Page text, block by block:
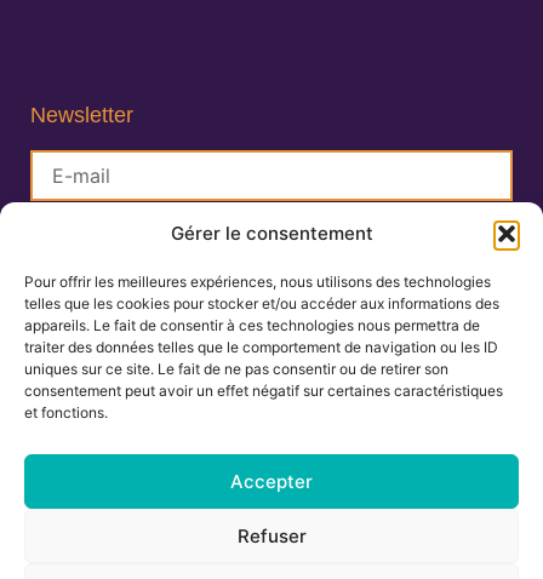
Gérer le consentement
Pour offrir les meilleures expériences, nous utilisons des technologies
telles que les cookies pour stocker et/ou accéder aux informations des
appareils. Le fait de consentir à ces technologies nous permettra de
traiter des données telles que le comportement de navigation ou les ID
uniques sur ce site. Le fait de ne pas consentir ou de retirer son
consentement peut avoir un effet négatif sur certaines caractéristiques
et fonctions.
Accepter
Refuser
Newsletter
S'inscrire
Lisa Charlin
Praticienne en Ayurveda
06.67.27.25.19
138 avenue de la Royale, résidence les
Cigalines 34160 Castries